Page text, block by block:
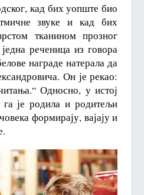
кад бих уопште био
звуке и кад бих
тканином прозног
реченица из говора
награде натерала да
Он је рекао:
Односно, у истој
је родила и родитељи
формирају, вајају и